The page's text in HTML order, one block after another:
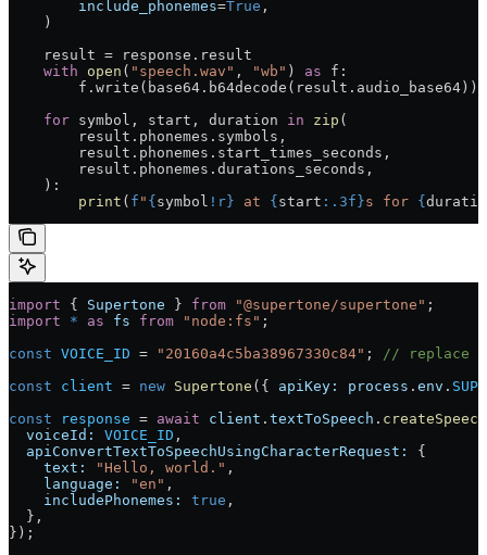
        include_phonemes
=True ,
    )
    result = response.result
    with
open ( "speech.wav" , "wb" ) as f:
        f.write(base64.b64decode(result.audio_base64))
    for
symbol, start, duration in zip (
        result.phonemes.symbols,
        result.phonemes.start_times_seconds,
        result.phonemes.durations_seconds,
    ):
        print
( f " { symbol !r} at { start :.3f}s for {
import { Supertone } from "@supertone/supertone" ;
import * as fs from "node:fs" ;
const VOICE_ID = "20160a4c5ba38967330c84" ;
// replace
const client = new Supertone ({ apiKey: process . env .
const response = await client . textToSpeech . createSpeech
  voiceId:
VOICE_ID ,
  apiConvertTextToSpeechUsingCharacterRequest:
{
    text:
"Hello, world." ,
    language:
"en" ,
    includePhonemes:
true ,
  },
});